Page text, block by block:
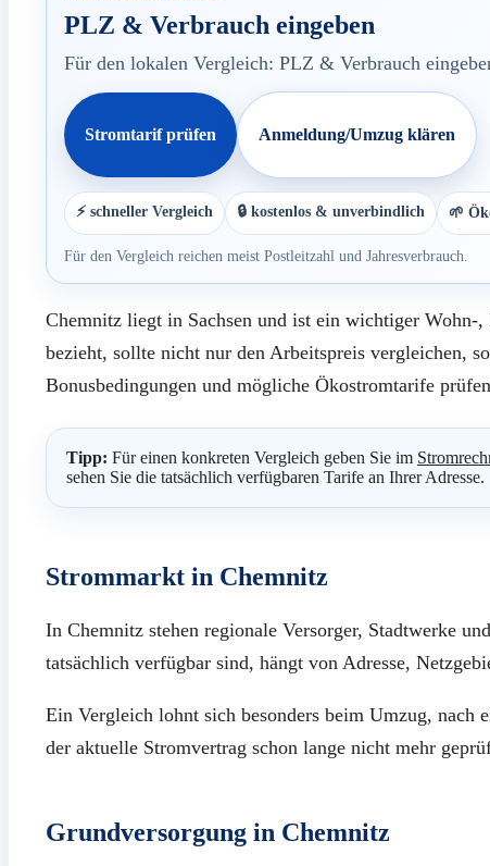
PLZ & Verbrauch eingeben
Für den lokalen Vergleich: PLZ & Verbrauch
Stromtarif prüfen Anmeldung/Umzug klären
⚡ schneller Vergleich 🔒 kostenlos & unverbindlich 🌱
Für den Vergleich reichen meist Postleitzahl und Jahresverbrauch.
Chemnitz liegt in Sachsen und ist ein wichtiger
bezieht, sollte nicht nur den Arbeitspreis vergleichen,
Bonusbedingungen und mögliche Ökostromtarife
Tipp: Für einen konkreten Vergleich geben Sie im
sehen Sie die tatsächlich verfügbaren Tarife an Ihrer Adresse.
Strommarkt in Chemnitz
In Chemnitz stehen regionale Versorger, Stadtwerke
tatsächlich verfügbar sind, hängt von Adresse,
Ein Vergleich lohnt sich besonders beim Umzug, nach
der aktuelle Stromvertrag schon lange nicht mehr
Grundversorgung in Chemnitz